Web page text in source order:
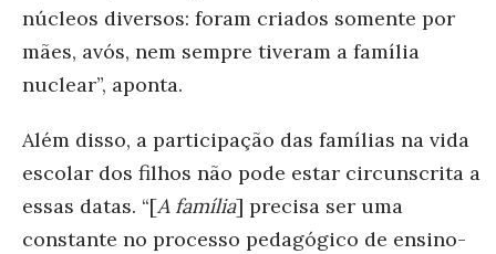
núcleos diversos: foram criados somente por
mães, avós, nem sempre tiveram a família
nuclear”, aponta.
Além disso, a participação das famílias na vida
escolar dos filhos não pode estar circunscrita a
essas datas. “[A família] precisa ser uma
constante no processo pedagógico de ensino-